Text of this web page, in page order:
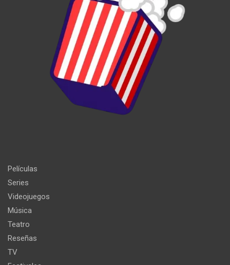
Películas
Series
Videojuegos
Música
Teatro
Reseñas
TV